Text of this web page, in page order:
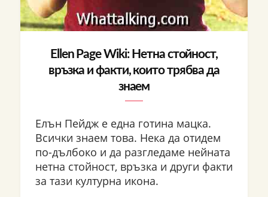
Ellen Page Wiki: Нетна стойност,
връзка и факти, които трябва да
знаем
Елън Пейдж е една готина мацка.
Всички знаем това. Нека да отидем
по-дълбоко и да разгледаме нейната
нетна стойност, връзка и други факти
за тази културна икона.